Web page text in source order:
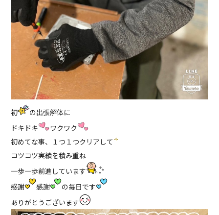
初
の出張解体に
ドキドキ
ワクワク
初めてな事、１つ１つクリアして
コツコツ実績を積み重ね
一歩一歩前進しています
感謝
感謝
の毎日です
ありがとうございます